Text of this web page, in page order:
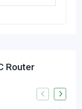
Router